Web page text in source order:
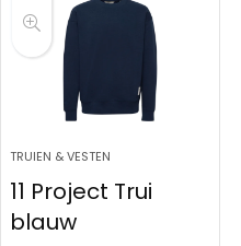
TRUIEN & VESTEN
11 Project Trui
blauw